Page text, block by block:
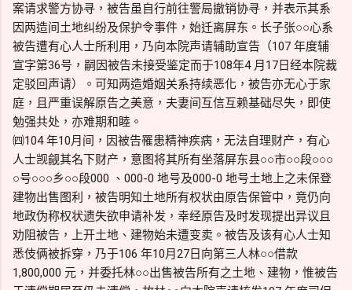
案请求警方协寻，被告虽自行前往警局撤销协寻，并表示其系
因两造间土地纠纷及保护令事件，始迁离屏东。长子张○○心系
被告遭有心人士所利用，乃向本院声请辅助宣告（107 年度辅
宣字第36号，嗣因被告未接受鉴定而于108年4 月17日经本院裁
定驳回声请）。可知两造婚姻关系持续恶化，被告亦无心于家
庭，且严重误解原告之美意，夫妻间互信互赖基础尽失，即使
勉强共处，亦难期和睦。
㈣104 年10月间，因被告罹患精神疾病，无法自理财产，有心
人士觊觎其名下财产，意图将其所有坐落屏东县○○市○○段○○○
○号○○○乡○○段000 、000-0 地号及000-0 地号土地上之未保登
建物出售图利，被告明知土地所有权状由原告保管中，竟仍向
地政伪称权状遗失欲申请补发，幸经原告及时发现提出异议且
劝阻被告，上开土地、建物始未遭变卖。被告及该有心人士知
悉伎俩被拆穿，乃于106 年10月27日向第三人林○○借款
1,800,000 元，并委托林○○出售被告所有之土地、建物，惟被告